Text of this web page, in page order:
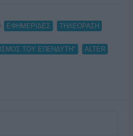
ΕΦΗΜΕΡΙΔΕΣ ΤΗΛΕΟΡΑΣΗ
ΤΟΥ ΕΠΕΝΔΥΤΗ" ALTER